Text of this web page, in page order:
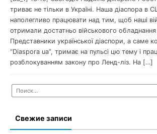
триває не тільки в Україні. Наша діаспора в
наполегливо працювати над тим, щоб наші
отримали достатньо військового
Представники української діаспори, а саме
“Diaspora ua”, тримає на пульсі цю тему і
розблокуванням закону про Ленд-ліз. На […]
Найти:
Свежие записи